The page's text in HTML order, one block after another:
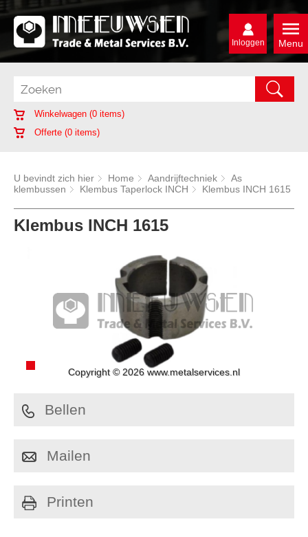
Menu
Inloggen
Winkelwagen (0 items)
Offerte (0 items)
U bevindt zich hier Home Aandrijftechniek
As
klembussen
Klembus Taperlock INCH Klembus INCH 1615
Klembus INCH 1615
Copyright © 2026 www.metalservices.nl
Bellen
Mailen
Printen